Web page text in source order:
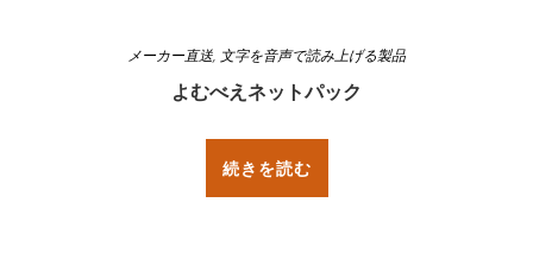
メーカー直送, 文字を音声で読み上げる製品
よむべえネットパック
続きを読む